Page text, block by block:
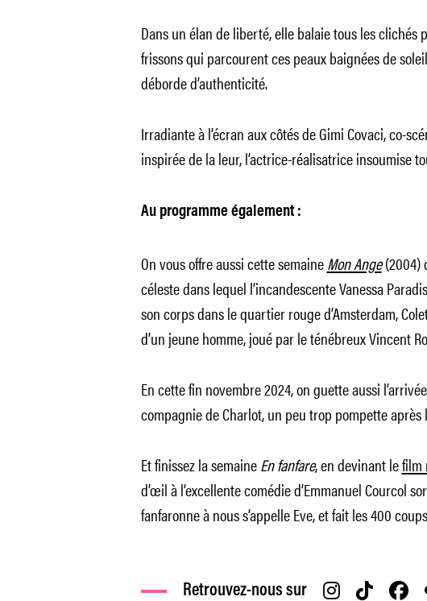
Dans un élan de liberté, elle balaie tous les clichés
frissons qui parcourent ces peaux baignées de
déborde d’authenticité.
Irradiante à l’écran aux côtés de Gimi Covaci, co-
inspirée de la leur, l’actrice-réalisatrice insoumise
Au programme également :
On vous offre aussi cette semaineMon Ange(2004)
céleste dans lequel l’incandescente Vanessa
son corps dans le quartier rouge d’Amsterdam,
d’un jeune homme, joué par le ténébreux Vincent
En cette fin novembre 2024, on guette aussi
compagnie de Charlot, un peu trop pompette après
Et finissez la semaineEn fanfare, en devinant lefilm
d’œil à l’excellente comédie d’Emmanuel Courcol
fanfaronne à nous s’appelle Eve, et fait les 400
Retrouvez-nous sur